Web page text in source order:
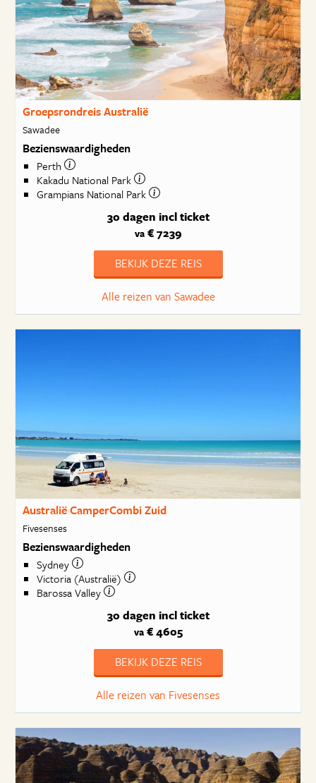
Groepsrondreis Australië
Sawadee
Bezienswaardigheden
Perth
Kakadu National Park
Grampians National Park
30 dagen incl ticket
va€ 7239
BEKIJK DEZE REIS
Alle reizen van Sawadee
Australië CamperCombi Zuid
Fivesenses
Bezienswaardigheden
Sydney
Victoria (Australië)
Barossa Valley
30 dagen incl ticket
va€ 4605
BEKIJK DEZE REIS
Alle reizen van Fivesenses